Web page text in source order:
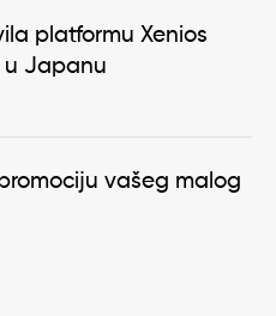
platformu Xenios
u Japanu
vašeg malog